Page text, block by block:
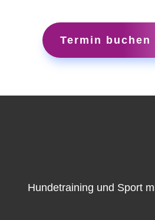
Termin buchen
Hundetraining und Sport